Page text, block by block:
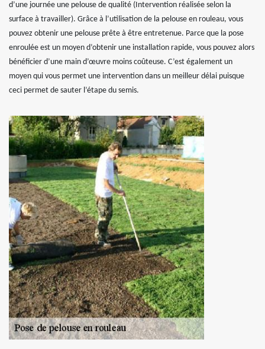
d’une journée une pelouse de qualité (Intervention réalisée selon la
surface à travailler). Grâce à l’utilisation de la pelouse en rouleau, vous
pouvez obtenir une pelouse prête à être entretenue. Parce que la pose
enroulée est un moyen d’obtenir une installation rapide, vous pouvez alors
bénéficier d’une main d’œuvre moins coûteuse. C’est également un
moyen qui vous permet une intervention dans un meilleur délai puisque
ceci permet de sauter l’étape du semis.